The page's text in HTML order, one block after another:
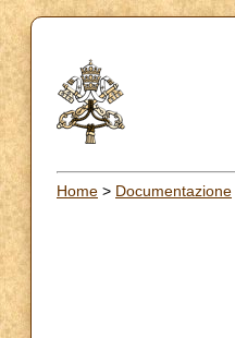
Home > Documentazione